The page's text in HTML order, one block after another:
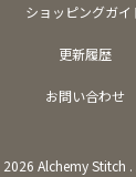
ショッピングガイ
更新履歴
お問い合わせ
2026 Alchemy Stitch .